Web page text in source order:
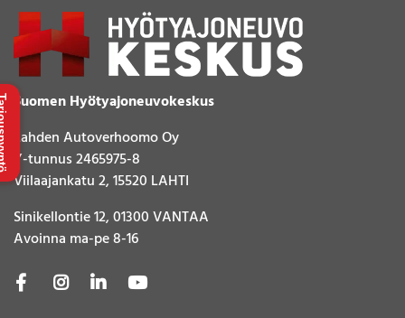
Suomen Hyötyajoneuvokeskus
Lahden Autoverhoomo Oy
Y-tunnus 2465975-8
Viilaajankatu 2, 15520 LAHTI
Sinikellontie 12, 01300 VANTAA
Avoinna ma-pe 8-16